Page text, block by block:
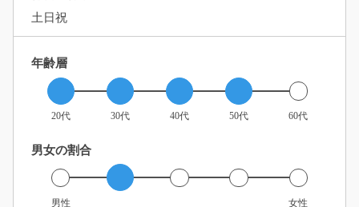
土日祝
年齢層
20代 30代 40代 50代 60代
男女の割合
男性 女性